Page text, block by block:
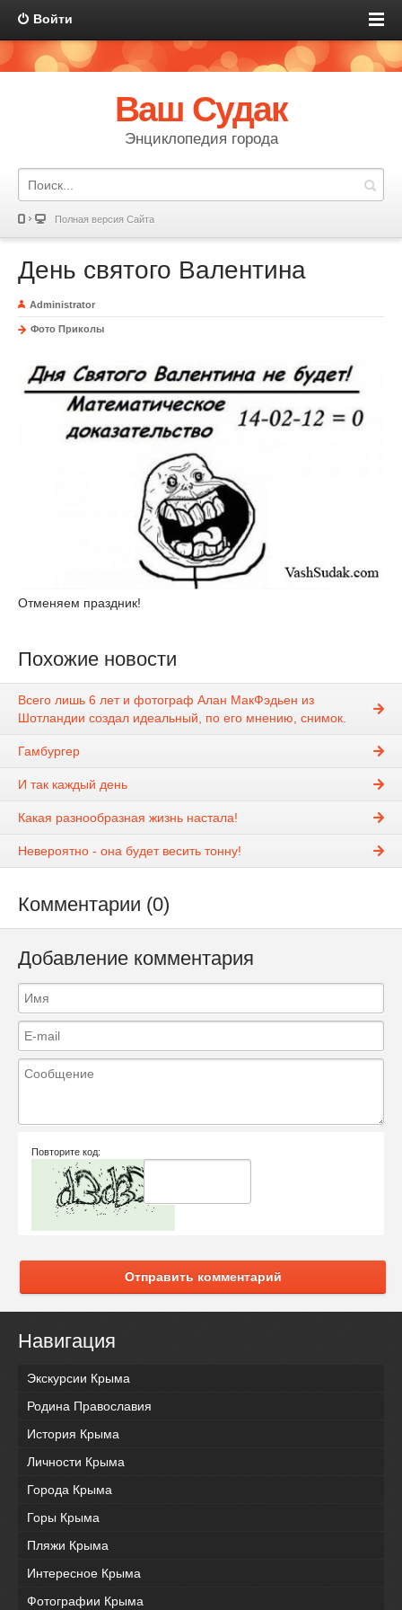
Войти
Ваш Судак
Энциклопедия города
Полная версия Сайта
День святого Валентина
Administrator
Фото Приколы
Отменяем праздник!
Похожие новости
Всего лишь 6 лет и фотограф Алан МакФэдьен из
Шотландии создал идеальный, по его мнению, снимок.
Гамбургер
И так каждый день
Какая разнообразная жизнь настала!
Невероятно - она будет весить тонну!
Комментарии (0)
Добавление комментария
Повторите код:
Отправить комментарий
Навигация
Экскурсии Крыма
Родина Православия
История Крыма
Личности Крыма
Города Крыма
Горы Крыма
Пляжи Крыма
Интересное Крыма
Фотографии Крыма